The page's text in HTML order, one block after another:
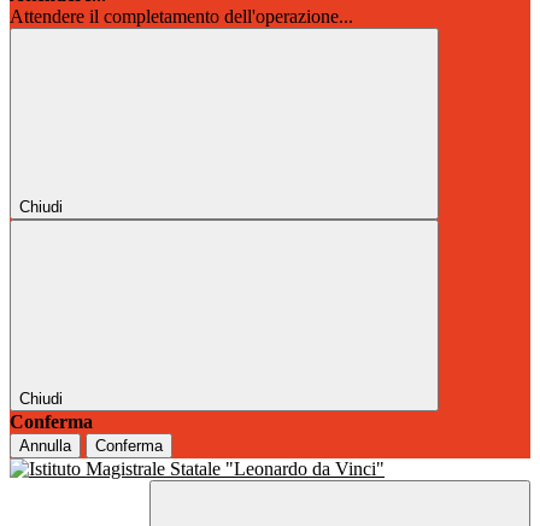
Attendere il completamento dell'operazione...
Chiudi
Chiudi
Conferma
Annulla Conferma